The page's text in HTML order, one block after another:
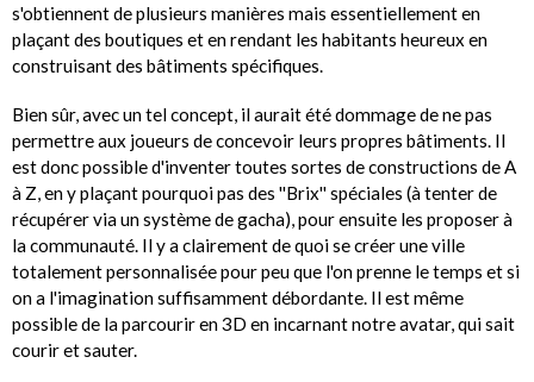
s'obtiennent de plusieurs manières mais essentiellement en
plaçant des boutiques et en rendant les habitants heureux en
construisant des bâtiments spécifiques.
Bien sûr, avec un tel concept, il aurait été dommage de ne pas
permettre aux joueurs de concevoir leurs propres bâtiments. Il
est donc possible d'inventer toutes sortes de constructions de A
à Z, en y plaçant pourquoi pas des ''Brix'' spéciales (à tenter de
récupérer via un système de gacha), pour ensuite les proposer à
la communauté. Il y a clairement de quoi se créer une ville
totalement personnalisée pour peu que l'on prenne le temps et si
on a l'imagination suffisamment débordante. Il est même
possible de la parcourir en 3D en incarnant notre avatar, qui sait
courir et sauter.